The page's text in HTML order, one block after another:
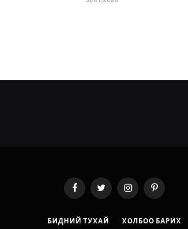
FacebookTwitter InstagramPinterest
БИДНИЙ ТУХАЙ ХОЛБОО БАРИХ